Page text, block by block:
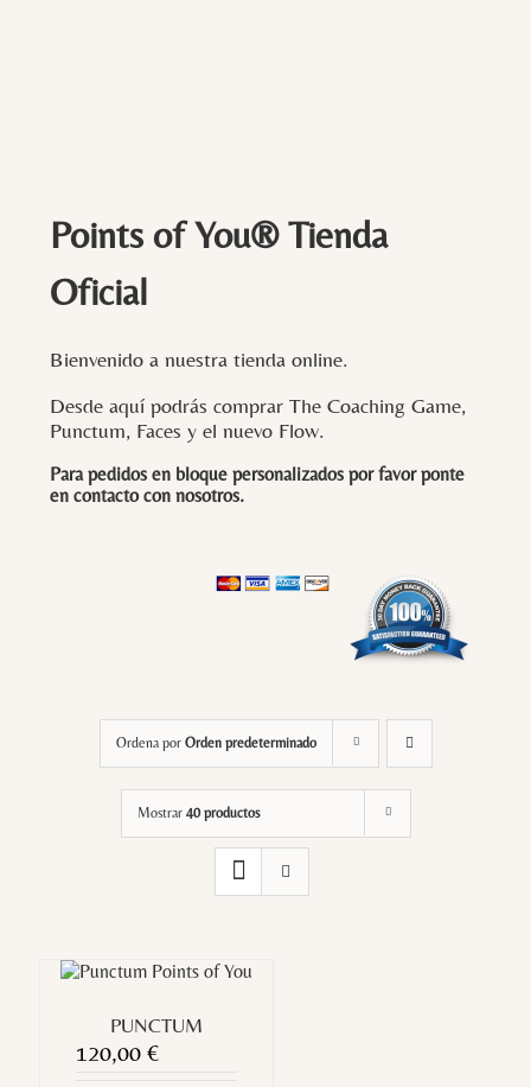
Points of You® Tienda
Oficial
Bienvenido a nuestra tienda online.
Desde aquí podrás comprar The Coaching Game,
Punctum, Faces y el nuevo Flow.
Para pedidos en bloque personalizados por favor ponte
en contacto con nosotros.
Ordena por Orden predeterminado
Mostrar 40 productos
PUNCTUM
120,00 €